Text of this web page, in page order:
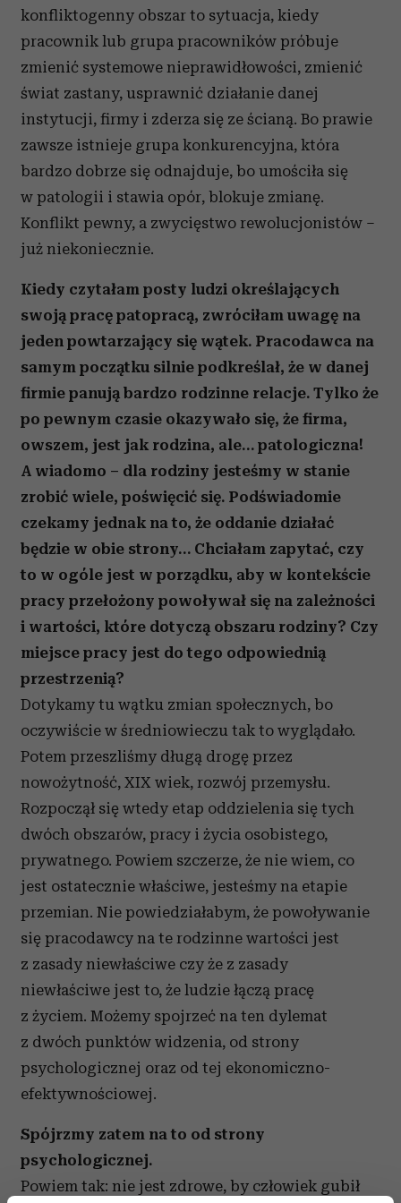
konflikto­genny obszar to sytuacja, kiedy
pracownik lub grupa pracowników próbuje
zmienić systemowe nieprawidłowości, zmienić
świat zastany, usprawnić działanie danej
instytucji, firmy i zderza się ze ścianą. Bo prawie
zawsze istnieje grupa konkurencyjna, która
bardzo dobrze się odnajduje, bo umościła się
w patologii i stawia opór, blokuje zmianę.
Konflikt pewny, a zwycięstwo rewolucjonistów –
już niekoniecznie.
Kiedy czytałam posty ludzi określających
swoją pracę pato­pracą, zwróciłam uwagę na
jeden powtarzający się wątek. Pracodawca na
samym początku silnie podkreślał, że w danej
firmie panują bardzo rodzinne relacje. Tylko że
po pewnym czasie okazywało się, że firma,
owszem, jest jak rodzina, ale… patologiczna!
A wiadomo – dla rodziny jesteśmy w stanie
zrobić wiele, poświęcić się. Podświadomie
czekamy jednak na to, że oddanie działać
będzie w obie strony… Chciałam zapytać, czy
to w ogóle jest w porządku, aby w kontekście
pracy przełożony powoływał się na zależności
i wartości, które dotyczą obszaru rodziny? Czy
miejsce pracy jest do tego odpowiednią
przestrzenią?
Dotykamy tu wątku zmian społecznych, bo
oczywiście w średniowieczu tak to wyglądało.
Potem przeszliśmy długą drogę przez
nowożytność, XIX wiek, rozwój przemysłu.
Rozpoczął się wtedy etap oddzielenia się tych
dwóch obszarów, pracy i życia osobistego,
prywatnego. Powiem szczerze, że nie wiem, co
jest ostatecznie właściwe, jesteśmy na etapie
przemian. Nie powiedziałabym, że powoływanie
się pracodawcy na te rodzinne wartości jest
z zasady niewłaściwe czy że z zasady
niewłaściwe jest to, że ludzie łączą pracę
z życiem. Możemy spojrzeć na ten dylemat
z dwóch punktów widzenia, od strony
psychologicznej oraz od tej ekonomiczno-
efektywnościowej.
Spójrzmy zatem na to od strony
psychologicznej.
Powiem tak: nie jest zdrowe, by człowiek gubił